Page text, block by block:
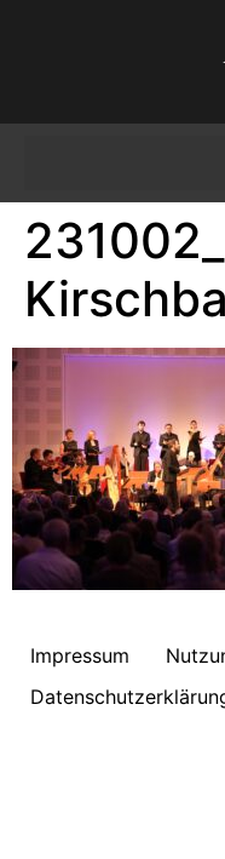
Impressum